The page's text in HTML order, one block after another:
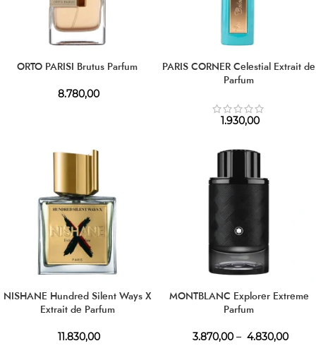
ORTO PARISI Brutus Parfum
8.780,00
PARIS CORNER Celestial Extrait de
Parfum
1.930,00
NISHANE Hundred Silent Ways X
Extrait de Parfum
11.830,00
MONTBLANC Explorer Extreme
Parfum
3.870,00 – 4.830,00